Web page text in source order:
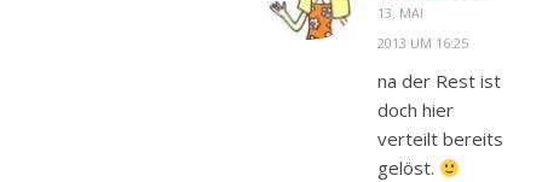
13. MAI
2013 UM 16:25
na der Rest ist
doch hier
verteilt bereits
gelöst.